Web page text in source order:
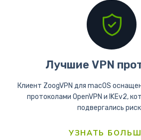
Лучшие VPN
Клиент ZoogVPN для macOS
протоколами OpenVPN и IKEv2,
подвергались
УЗНАТЬ